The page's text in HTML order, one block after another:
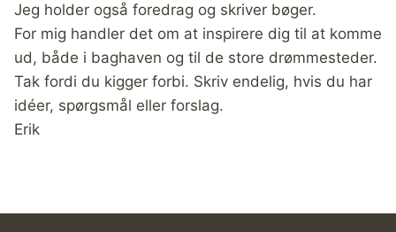
Jeg holder også foredrag og skriver bøger.
For mig handler det om at inspirere dig til at komme
ud, både i baghaven og til de store drømmesteder.
Tak fordi du kigger forbi. Skriv endelig, hvis du har
idéer, spørgsmål eller forslag.
Erik